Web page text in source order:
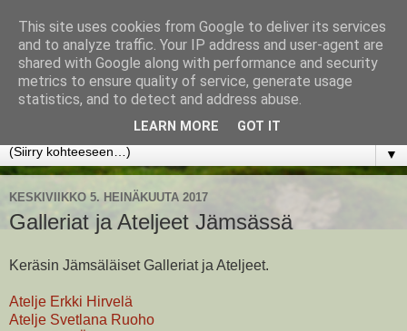
www.jyrkikokko.fi
Uusi Suunta - Jokainen hetki tarjoaa tilaisuuden muuttaa
▼
KESKIVIIKKO 5. HEINÄKUUTA 2017
Galleriat ja Ateljeet Jämsässä
Keräsin Jämsäläiset Galleriat ja Ateljeet.
Atelje Erkki Hirvelä
Atelje Svetlana Ruoho
This site uses cookies from Google to deliver its services
and to analyze traffic. Your IP address and user-agent are
shared with Google along with performance and security
metrics to ensure quality of service, generate usage
statistics, and to detect and address abuse.
LEARN MORE GOT IT